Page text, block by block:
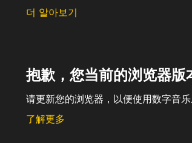
더 알아보기
抱歉，您当前的浏览器版
请更新您的浏览器，以便使用数字音乐
了解更多